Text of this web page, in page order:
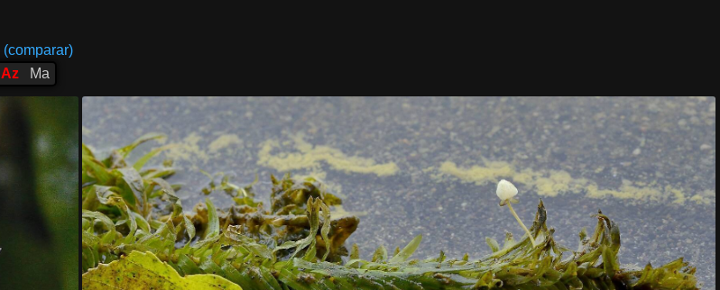
(comparar)
Az Ma